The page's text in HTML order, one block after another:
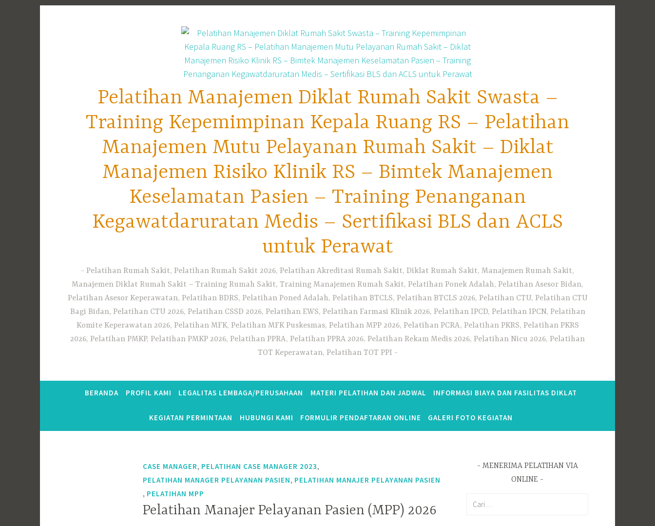
Skip
Pelatihan Manajemen Diklat Rumah Sakit Swasta –
Training Kepemimpinan Kepala Ruang RS – Pelatihan
Manajemen Mutu Pelayanan Rumah Sakit – Diklat
Manajemen Risiko Klinik RS – Bimtek Manajemen
Keselamatan Pasien – Training Penanganan
Kegawatdaruratan Medis – Sertifikasi BLS dan ACLS
untuk Perawat
Pelatihan Rumah Sakit, Pelatihan Rumah Sakit 2026, Pelatihan Akreditasi Rumah Sakit, Diklat Rumah Sakit, Manajemen Rumah Sakit,
Manajemen Diklat Rumah Sakit – Training Rumah Sakit, Training Manajemen Rumah Sakit, Pelatihan Ponek Adalah, Pelatihan Asesor Bidan,
Pelatihan Asesor Keperawatan, Pelatihan BDRS, Pelatihan Poned Adalah, Pelatihan BTCLS, Pelatihan BTCLS 2026, Pelatihan CTU, Pelatihan CTU
Bagi Bidan, Pelatihan CTU 2026, Pelatihan CSSD 2026, Pelatihan EWS, Pelatihan Farmasi Klinik 2026, Pelatihan IPCD, Pelatihan IPCN, Pelatihan
Komite Keperawatan 2026, Pelatihan MFK, Pelatihan MFK Puskesmas, Pelatihan MPP 2026, Pelatihan PCRA, Pelatihan PKRS, Pelatihan PKRS
2026, Pelatihan PMKP, Pelatihan PMKP 2026, Pelatihan PPRA, Pelatihan PPRA 2026, Pelatihan Rekam Medis 2026, Pelatihan Nicu 2026, Pelatihan
TOT Keperawatan, Pelatihan TOT PPI
BERANDA PROFIL KAMI LEGALITAS LEMBAGA/PERUSAHAAN MATERI PELATIHAN DAN JADWAL INFORMASI BIAYA DAN FASILITAS DIKLAT
KEGIATAN PERMINTAAN HUBUNGI KAMI FORMULIR PENDAFTARAN ONLINE GALERI FOTO KEGIATAN
CASE MANAGER, PELATIHAN CASE MANAGER 2023,
PELATIHAN MANAGER PELAYANAN PASIEN, PELATIHAN MANAJER PELAYANAN PASIEN
, PELATIHAN MPP
Pelatihan Manajer Pelayanan Pasien (MPP) 2026
MENERIMA PELATIHAN VIA
ONLINE